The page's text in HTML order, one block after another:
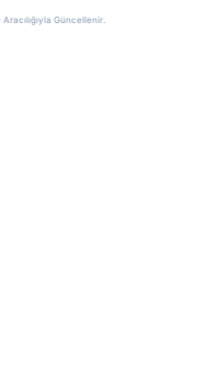
Güncellenir.